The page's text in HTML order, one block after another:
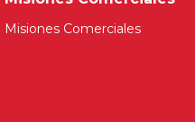
Misiones Comerciales